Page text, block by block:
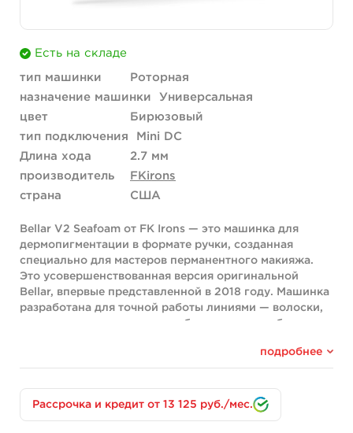
Есть на складе
тип машинки
Роторная
назначение машинки
Универсальная
цвет
Бирюзовый
тип подключения
Mini DC
Длина хода
2.7 мм
производитель
FKirons
страна
США
Bellar V2 Seafoam от FK Irons — это машинка для
дермопигментации в формате ручки, созданная
специально для мастеров перманентного макияжа.
Это усовершенствованная версия оригинальной
Bellar, впервые представленной в 2018 году. Машинка
разработана для точной работы линиями — волоски,
стрелки, тонкие линии — и обеспечивает стабильные
2.7 мм машинка универсальна и подходит для работы
с любыми зонами, обеспечивая чистое и равномерное
подробнее
Рассрочка и кредит от 13 125 руб./мес.